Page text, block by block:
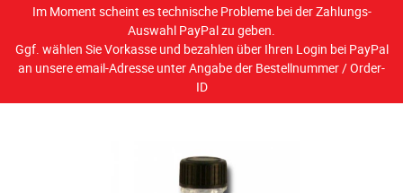
Im Moment scheint es technische Probleme bei der Zahlungs-
Auswahl PayPal zu geben.
Ggf. wählen Sie Vorkasse und bezahlen über Ihren Login bei PayPal
an unsere email-Adresse unter Angabe der Bestellnummer / Order-
ID